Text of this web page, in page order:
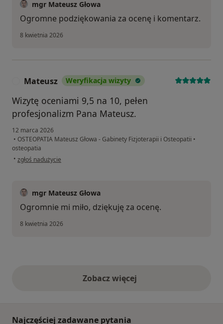
mgr Mateusz Głowa
Ogromne podziękowania za ocenę i komentarz.
8 kwietnia 2026
Mateusz Weryfikacja wizyty
Wizytę oceniami 9,5 na 10, pełen
profesjonalizm Pana Mateusz.
12 marca 2026
• OSTEOPATIA Mateusz Głowa - Gabinety Fizjoterapii i Osteopatii •
osteopatia
• w opinii użytkownika Mateusz
zgłoś nadużycie
mgr Mateusz Głowa
Ogromnie mi miło, dziękuję za ocenę.
8 kwietnia 2026
Zobacz więcejopinie powyżej
Najczęściej zadawane pytania